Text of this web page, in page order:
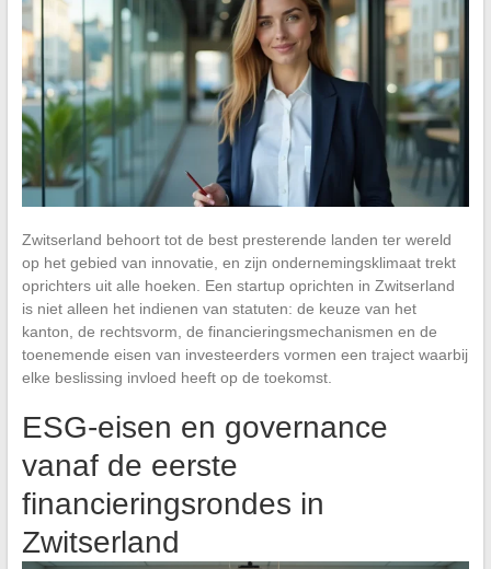
Zwitserland behoort tot de best presterende landen ter wereld
op het gebied van innovatie, en zijn ondernemingsklimaat trekt
oprichters uit alle hoeken. Een startup oprichten in Zwitserland
is niet alleen het indienen van statuten: de keuze van het
kanton, de rechtsvorm, de financieringsmechanismen en de
toenemende eisen van investeerders vormen een traject waarbij
elke beslissing invloed heeft op de toekomst.
ESG-eisen en governance
vanaf de eerste
financieringsrondes in
Zwitserland